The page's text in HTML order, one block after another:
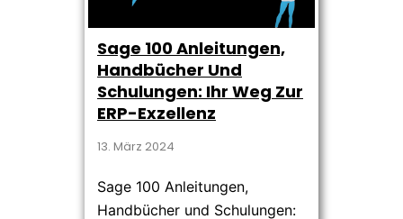
Sage 100 Anleitungen,
Handbücher Und
Schulungen: Ihr Weg Zur
ERP-Exzellenz
13. März 2024
Sage 100 Anleitungen,
Handbücher und Schulungen: